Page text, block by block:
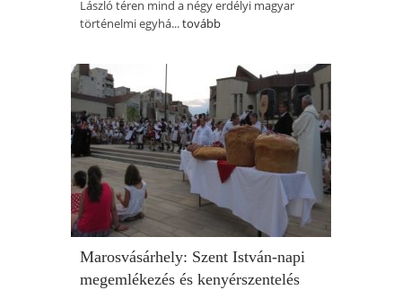
László téren mind a négy erdélyi magyar
történelmi egyhá...tovább
Marosvásárhely: Szent István-napi
megemlékezés és kenyérszentelés